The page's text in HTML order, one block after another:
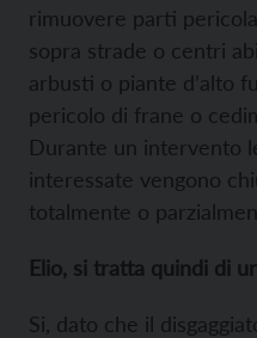
rimuovere parti
sopra strade o centri
arbusti o piante d’alto
pericolo di frane o
Durante un intervento
interessate vengono
totalmente o
Elio, si tratta quindi di
Si, dato che il